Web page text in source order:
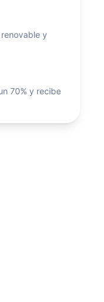
y
70% y recibe